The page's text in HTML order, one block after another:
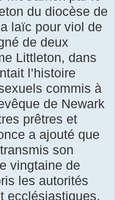
du diocèse de
laïc pour viol de
de deux
Littleton, dans
l’histoire
commis à
de Newark
prêtres et
a ajouté que
son
vingtaine de
les autorités
ecclésiastiques,